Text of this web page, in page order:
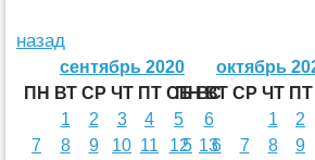
назад
сентябрь 2020
ПН ВТ СР ЧТ ПТ СБ ВС
1
2 3 4 5
6
7
8 9 10 11 12
13
октябрь
ПН ВТ СР ЧТ ПТ
1
2
5
6 7 8 9